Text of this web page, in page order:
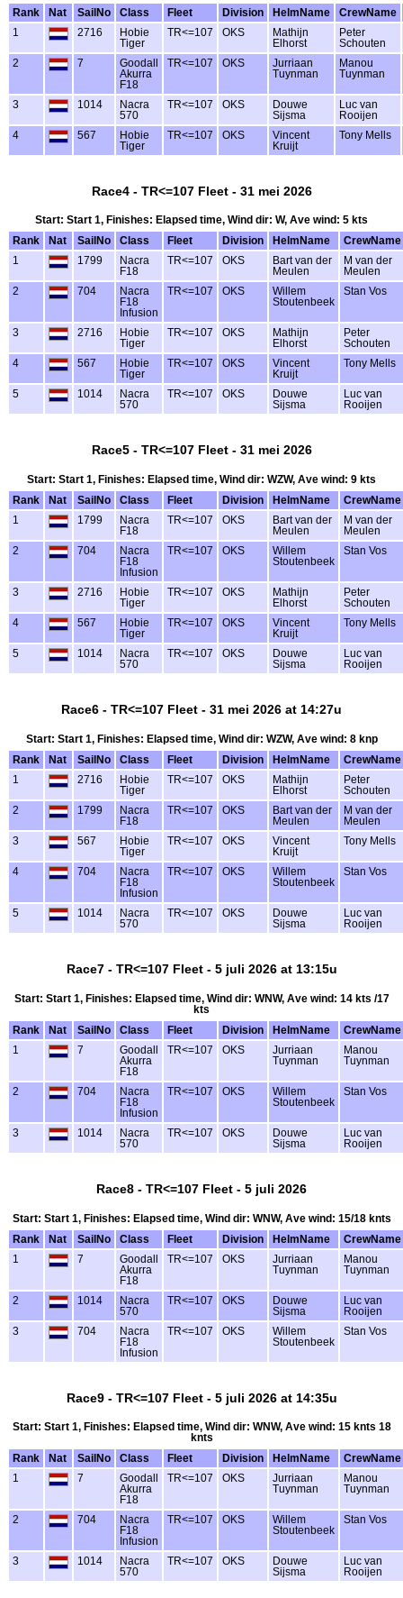
Rank
Nat SailNo Class Fleet Division HelmName
CrewName
1
2716
Hobie
Tiger
TR<=107 OKS
Mathijn
Elhorst
Peter
Schouten
2
7
Goodall
Akurra
F18
TR<=107 OKS
Jurriaan
Tuynman
Manou
Tuynman
3 1014
Nacra
570
TR<=107 OKS
Douwe
Sijsma
Luc van
Rooijen
4
567
Hobie
Tiger
TR<=107 OKS
Vincent
Kruijt
Tony Mells
Race4 - TR<=107 Fleet - 31 mei 2026
Start: Start 1, Finishes: Elapsed time, Wind dir: W, Ave wind: 5 kts
Rank
Nat SailNo Class Fleet Division HelmName
CrewName
1
1799
Nacra
F18
TR<=107 OKS
Bart van der
Meulen
M van der
Meulen
2
704
Nacra
F18
Infusion
TR<=107 OKS
Willem
Stoutenbeek
Stan Vos
3 2716
Hobie
Tiger
TR<=107 OKS
Mathijn
Elhorst
Peter
Schouten
4
567
Hobie
Tiger
TR<=107 OKS
Vincent
Kruijt
Tony Mells
5 1014
Nacra
570
TR<=107 OKS
Douwe
Sijsma
Luc van
Rooijen
Race5 - TR<=107 Fleet - 31 mei 2026
Start: Start 1, Finishes: Elapsed time, Wind dir: WZW, Ave wind: 9 kts
Rank
Nat SailNo Class Fleet Division HelmName
CrewName
1
1799
Nacra
F18
TR<=107 OKS
Bart van der
Meulen
M van der
Meulen
2
704
Nacra
F18
Infusion
TR<=107 OKS
Willem
Stoutenbeek
Stan Vos
3 2716
Hobie
Tiger
TR<=107 OKS
Mathijn
Elhorst
Peter
Schouten
4
567
Hobie
Tiger
TR<=107 OKS
Vincent
Kruijt
Tony Mells
5 1014
Nacra
570
TR<=107 OKS
Douwe
Sijsma
Luc van
Rooijen
Race6 - TR<=107 Fleet - 31 mei 2026 at 14:27u
Start: Start 1, Finishes: Elapsed time, Wind dir: WZW, Ave wind: 8 knp
Rank
Nat SailNo Class Fleet Division HelmName
CrewName
1
2716
Hobie
Tiger
TR<=107 OKS
Mathijn
Elhorst
Peter
Schouten
2
1799
Nacra
F18
TR<=107 OKS
Bart van der
Meulen
M van der
Meulen
3
567
Hobie
Tiger
TR<=107 OKS
Vincent
Kruijt
Tony Mells
4 704
Nacra
F18
Infusion
TR<=107 OKS
Willem
Stoutenbeek
Stan Vos
5 1014
Nacra
570
TR<=107 OKS
Douwe
Sijsma
Luc van
Rooijen
Race7 - TR<=107 Fleet - 5 juli 2026 at 13:15u
Start: Start 1, Finishes: Elapsed time, Wind dir: WNW, Ave wind: 14 kts /17
kts
Rank
Nat SailNo Class Fleet Division HelmName
CrewName
1
7
Goodall
Akurra
F18
TR<=107 OKS
Jurriaan
Tuynman
Manou
Tuynman
2 704
Nacra
F18
Infusion
TR<=107 OKS
Willem
Stoutenbeek
Stan Vos
3 1014
Nacra
570
TR<=107 OKS
Douwe
Sijsma
Luc van
Rooijen
Race8 - TR<=107 Fleet - 5 juli 2026
Start: Start 1, Finishes: Elapsed time, Wind dir: WNW, Ave wind: 15/18 knts
Rank
Nat SailNo Class Fleet Division HelmName
CrewName
1
7
Goodall
Akurra
F18
TR<=107 OKS
Jurriaan
Tuynman
Manou
Tuynman
2 1014
Nacra
570
TR<=107 OKS
Douwe
Sijsma
Luc van
Rooijen
3
704
Nacra
F18
Infusion
TR<=107 OKS
Willem
Stoutenbeek
Stan Vos
Race9 - TR<=107 Fleet - 5 juli 2026 at 14:35u
Start: Start 1, Finishes: Elapsed time, Wind dir: WNW, Ave wind: 15 knts 18
knts
Rank
Nat SailNo Class Fleet Division HelmName
CrewName
1
7
Goodall
Akurra
F18
TR<=107 OKS
Jurriaan
Tuynman
Manou
Tuynman
2 704
Nacra
F18
Infusion
TR<=107 OKS
Willem
Stoutenbeek
Stan Vos
3 1014
Nacra
570
TR<=107 OKS
Douwe
Sijsma
Luc van
Rooijen